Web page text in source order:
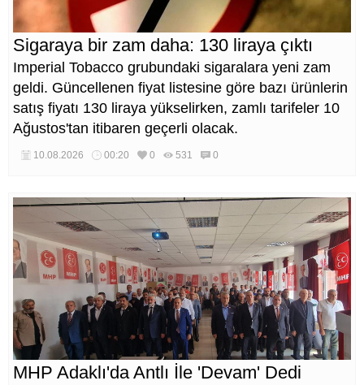
Sigaraya bir zam daha: 130 liraya çıktı
Imperial Tobacco grubundaki sigaralara yeni zam
geldi. Güncellenen fiyat listesine göre bazı ürünlerin
satış fiyatı 130 liraya yükselirken, zamlı tarifeler 10
Ağustos'tan itibaren geçerli olacak.
10.08.2026 00:20 0 531 0
MHP Adaklı'da Antlı İle 'Devam' Dedi